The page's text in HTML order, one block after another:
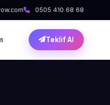
0505 410 68 68
Teklif Al